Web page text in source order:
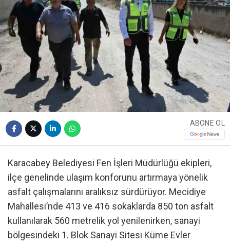
ABONE OL
Karacabey Belediyesi Fen İşleri Müdürlüğü ekipleri,
ilçe genelinde ulaşım konforunu artırmaya yönelik
asfalt çalışmalarını aralıksız sürdürüyor. Mecidiye
Mahallesi’nde 413 ve 416 sokaklarda 850 ton asfalt
kullanılarak 560 metrelik yol yenilenirken, sanayi
bölgesindeki 1. Blok Sanayi Sitesi Küme Evler